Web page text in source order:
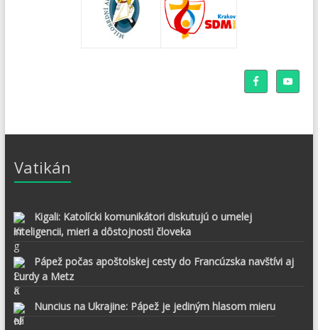
Vatikán
Kigali: Katolícki komunikátori diskutujú o umelej
inteligencii, mieri a dôstojnosti človeka
Pápež počas apoštolskej cesty do Francúzska navštívi aj
Lurdy a Metz
Nuncius na Ukrajine: Pápež je jediným hlasom mieru